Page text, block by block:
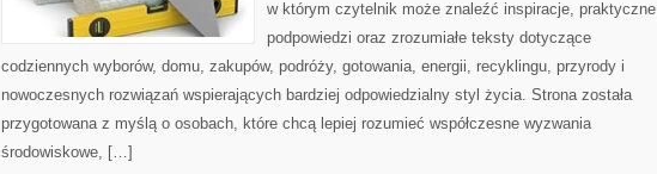
w którym czytelnik może znaleźć inspiracje, praktyczne
podpowiedzi oraz zrozumiałe teksty dotyczące
codziennych wyborów, domu, zakupów, podróży, gotowania, energii, recyklingu, przyrody i
nowoczesnych rozwiązań wspierających bardziej odpowiedzialny styl życia. Strona została
przygotowana z myślą o osobach, które chcą lepiej rozumieć współczesne wyzwania
środowiskowe, […]